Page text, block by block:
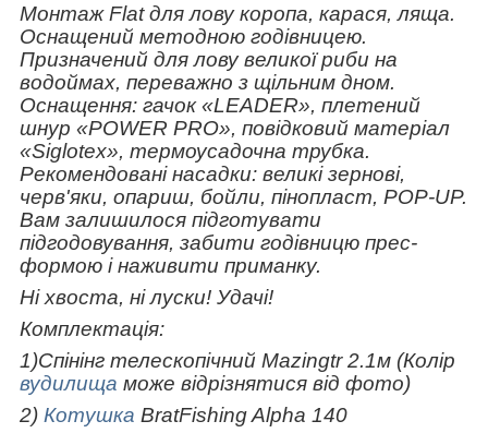
Монтаж Flat для лову коропа, карася, ляща.
Оснащений методною годівницею.
Призначений для лову великої риби на
водоймах, переважно з щільним дном.
Оснащення: гачок «LEADER», плетений
шнур «POWER PRO», повідковий матеріал
«Siglotex», термоусадочна трубка.
Рекомендовані насадки: великі зернові,
черв'яки, опариш, бойли, пінопласт, POP-UP.
Вам залишилося підготувати
підгодовування, забити годівницю прес-
формою і наживити приманку.
Ні хвоста, ні луски! Удачі!
Комплектація:
1)Спінінг телескопічний Mazingtr 2.1м (Колір
вудилища може відрізнятися від фото)
2) Котушка BratFishing Alpha 140